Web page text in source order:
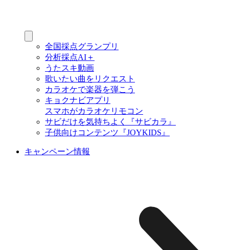
全国採点グランプリ
分析採点AI＋
うたスキ動画
歌いたい曲をリクエスト
カラオケで楽器を弾こう
キョクナビアプリ
スマホがカラオケリモコン
サビだけを気持ちよく『サビカラ』
子供向けコンテンツ『JOYKIDS』
キャンペーン情報